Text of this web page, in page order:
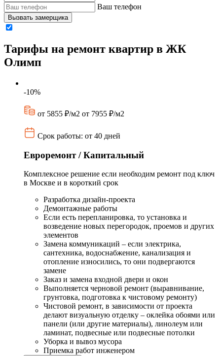
Ваш телефон
Вызвать замерщика
Тарифы на ремонт квартир в ЖК
Олимп
-10%
от 5855 ₽/м2 от 7955 ₽/м2
Срок работы: от 40 дней
Евроремонт / Капитальный
Комплексное решение если необходим ремонт под ключ
в Москве и в короткий срок
Разработка дизайн-проекта
Демонтажные работы
Если есть перепланировка, то установка и
возведение новых перегородок, проемов и других
элементов
Замена коммуникаций – если электрика,
сантехника, водоснабжение, канализация и
отопление износились, то они подвергаются
замене
Заказ и замена входной двери и окон
Выполняется черновой ремонт (выравнивание,
грунтовка, подготовка к чистовому ремонту)
Чистовой ремонт, в зависимости от проекта
делают визуальную отделку – оклейка обоями или
панели (или другие материалы), линолеум или
ламинат, подвесные или подвесные потолки
Уборка и вывоз мусора
Приемка работ инженером